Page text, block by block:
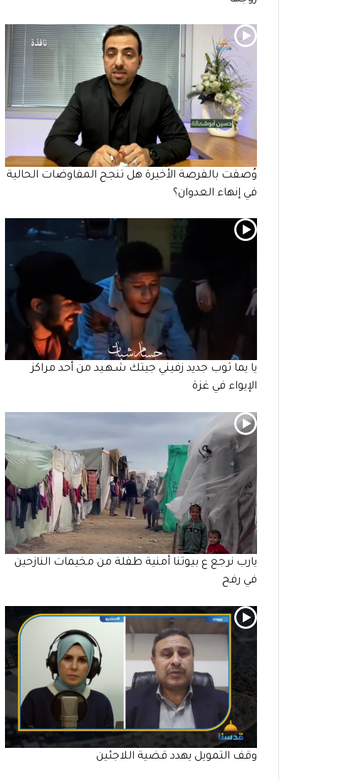
وُصفت بالفرصة الأخيرة هل تنجح المفاوضات الحالية
في إنهاء العدوان؟
يا يما ثوب جديد زفيني جيتك شـهـيد من أحد مراكز
الإيواء في غزة
يارب نرجع ع بيوتنا أمنية طفلة من مخيمات النازحين
في رفح
وقف التمويل يهدد قضية اللاجئين